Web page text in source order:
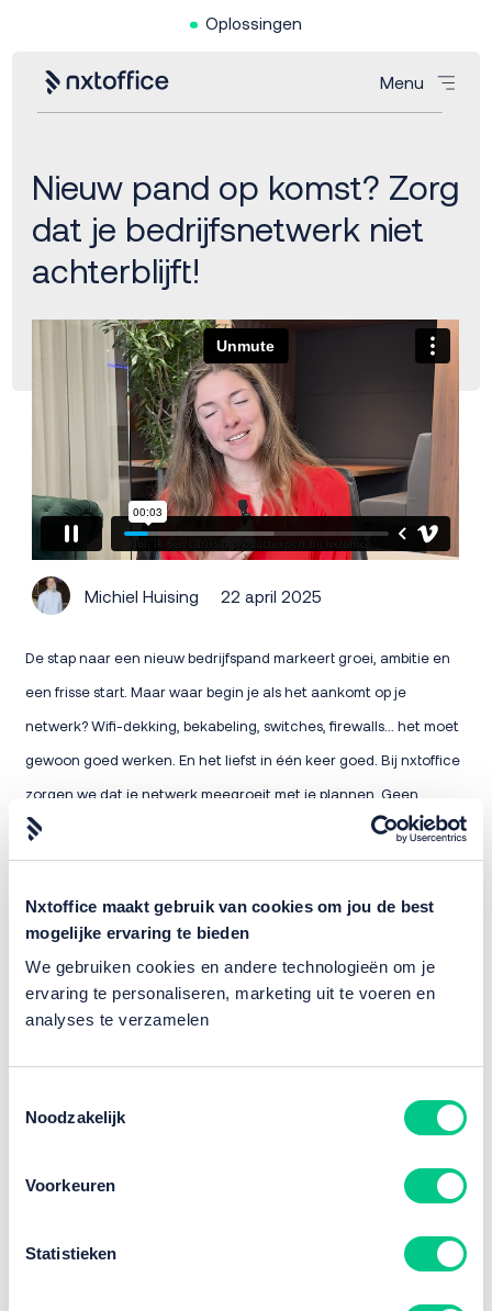
Nxtoffice maakt gebruik van cookies om jou de best
mogelijke ervaring te bieden
We gebruiken cookies en andere technologieën om je
ervaring te personaliseren, marketing uit te voeren en
analyses te verzamelen
Noodzakelijk
Voorkeuren
Statistieken
Oplossingen
Menu
Nieuw pand op komst? Zorg
dat je bedrijfsnetwerk niet
achterblijft!
Michiel Huising 22 april 2025
De stap naar een nieuw bedrijfspand markeert groei, ambitie en
een frisse start. Maar waar begin je als het aankomt op je
netwerk? Wifi-dekking, bekabeling, switches, firewalls... het moet
gewoon goed werken. En het liefst in één keer goed. Bij nxtoffice
zorgen we dat je netwerk meegroeit met je plannen. Geen
ingewikkelde trajecten, maar een praktische inventarisatie van
wat je nodig hebt in je nieuwe pand. We kijken naar de ruimtes,
we metingen op IP-scans om zeker te weten dat alles klopt. Wil je
verhuizen zonder stress? Investeer in een netwerk dat met je
meegroeit!
Een werkplek die werkt voor iedereen.